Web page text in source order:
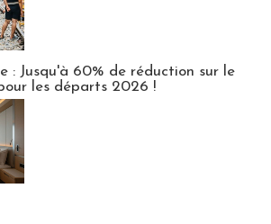
: Jusqu'à 60% de réduction sur le
les départs 2026 !